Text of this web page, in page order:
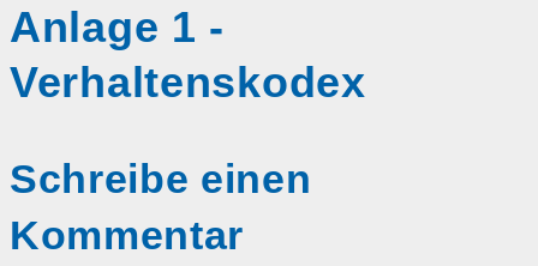
Anlage 1 -
Verhaltenskodex
Schreibe einen
Kommentar